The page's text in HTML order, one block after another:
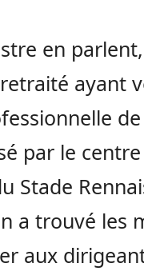
en parlent,
ayant
par le
Stade
a trouvé les
aux